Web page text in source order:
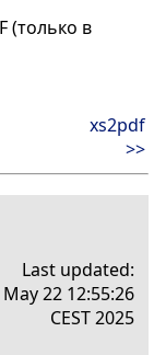
(только в
xs2pdf
>>
Last updated:
22 12:55:26
CEST 2025